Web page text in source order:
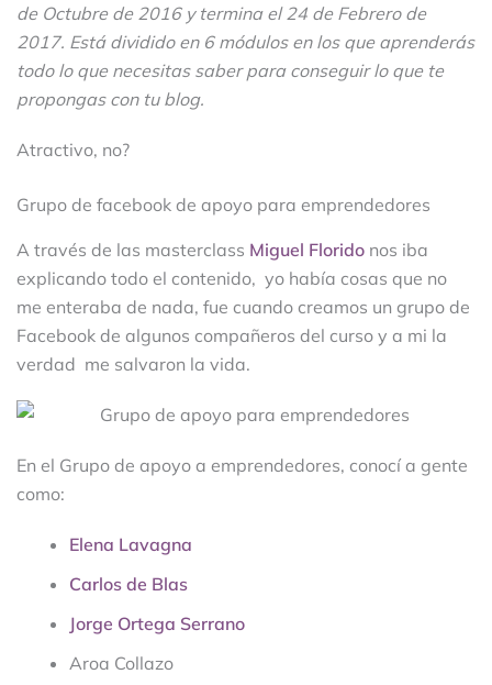
de Octubre de 2016 y termina el 24 de Febrero de
2017. Está dividido en 6 módulos en los que aprenderás
todo lo que necesitas saber para conseguir lo que te
propongas con tu blog.
Atractivo, no?
Grupo de facebook de apoyo para emprendedores
A través de las masterclass Miguel Florido nos iba
explicando todo el contenido, yo había cosas que no
me enteraba de nada, fue cuando creamos un grupo de
Facebook de algunos compañeros del curso y a mi la
verdad me salvaron la vida.
En el Grupo de apoyo a emprendedores, conocí a gente
como:
Elena Lavagna
Carlos de Blas
Jorge Ortega Serrano
Aroa Collazo